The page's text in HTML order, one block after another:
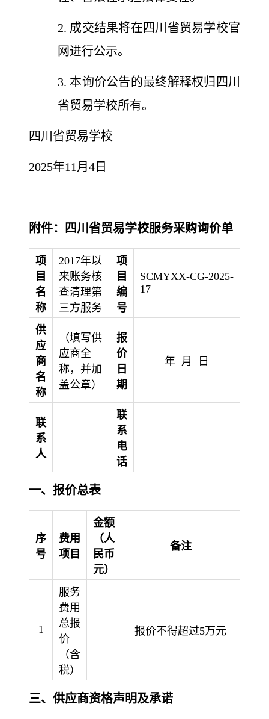
2. 成交结果将在四川省贸易学校官
网进行公示。
3. 本询价公告的最终解释权归四川
省贸易学校所有。
四川省贸易学校
2025年11月4日
附件：四川省贸易学校服务采购询价单
项
目
名
称
2017年以
来账务核
查清理第
三方服务
项
目
编
号
SCMYXX-CG-2025-
17
供
应
商
名
称
（填写供
应商全
称，并加
盖公章）
报
价
日
期
年 月 日
联
系
人
联
系
电
话
一、报价总表
序
号
费用
项目
金额
（人
民币
元）
备注
1
服务
费用
总报
价
（含
税）
报价不得超过5万元
三、供应商资格声明及承诺